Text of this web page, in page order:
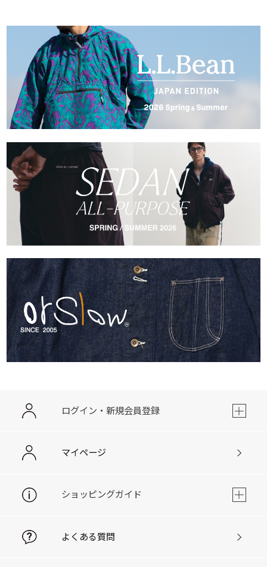
ログイン・新規会員登録
マイページ
ショッピングガイド
よくある質問